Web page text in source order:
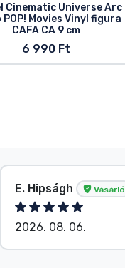
Cinematic Universe Arc
POP! Movies Vinyl figura
CAFA CA 9 cm
6 990 Ft
E. Hipságh Vásárló
2026. 08. 06.